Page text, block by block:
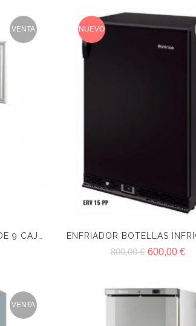
VENTA NUEVO
800,00 € 600,00 €
VENTA